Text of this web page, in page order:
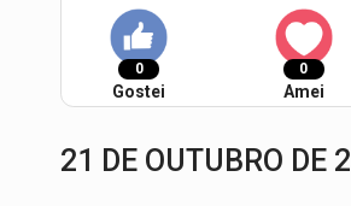
0
Gostei
0
Amei
21 DE OUTUBRO